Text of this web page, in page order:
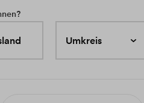
Umkreis